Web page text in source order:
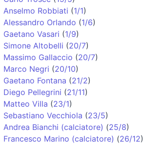
Anselmo Robbiati (1/1)
Alessandro Orlando (1/6)
Gaetano Vasari (1/9)
Simone Altobelli (20/7)
Massimo Gallaccio (20/7)
Marco Negri (20/10)
Gaetano Fontana (21/2)
Diego Pellegrini (21/11)
Matteo Villa (23/1)
Sebastiano Vecchiola (23/5)
Andrea Bianchi (calciatore) (25/8)
Francesco Marino (calciatore) (26/12)